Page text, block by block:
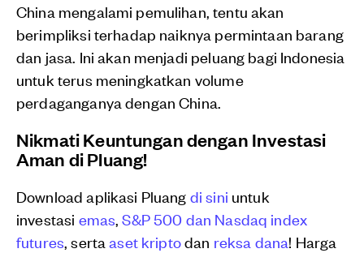
China mengalami pemulihan, tentu akan
berimpliksi terhadap naiknya permintaan barang
dan jasa. Ini akan menjadi peluang bagi Indonesia
untuk terus meningkatkan volume
perdaganganya dengan China.
Nikmati Keuntungan dengan Investasi
Aman di Pluang!
Download aplikasi Pluang di sini untuk
investasi emas,S&P 500 dan Nasdaq index
futures, sertaaset kriptodan reksa dana! Harga